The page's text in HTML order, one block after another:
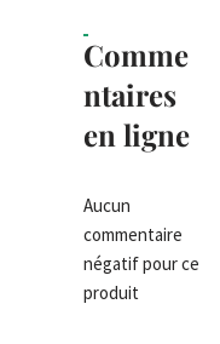
Comme
ntaires
en ligne
Aucun
commentaire
négatif pour ce
produit